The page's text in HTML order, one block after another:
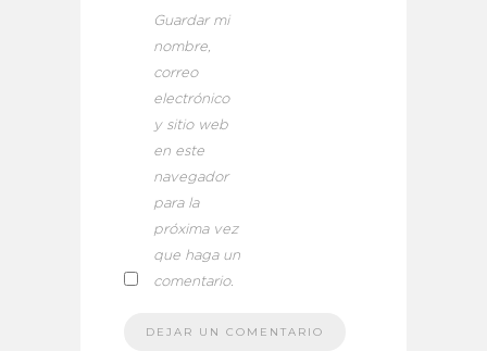
Guardar mi
nombre,
correo
electrónico
y sitio web
en este
navegador
para la
próxima vez
que haga un
comentario.